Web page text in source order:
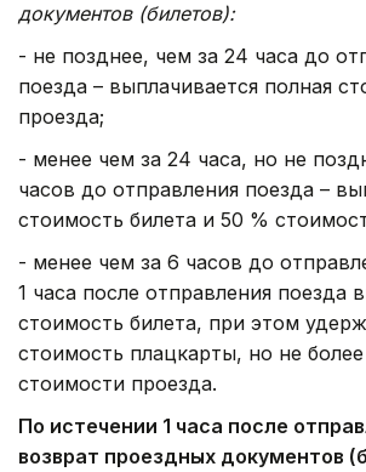
документов (билетов):
- не позднее, чем за 24 часа до
поезда – выплачивается полная
проезда;
- менее чем за 24 часа, но не
часов до отправления поезда –
стоимость билета и 50 %
- менее чем за 6 часов до
1 часа после отправления поезда
стоимость билета, при этом
стоимость плацкарты, но не
стоимости проезда.
По истечении 1 часа после
возврат проездных документов